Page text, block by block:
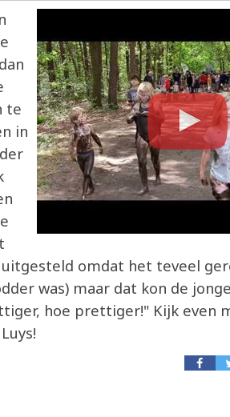
te
in
omdat het teveel
was) maar dat kon de
hoe prettiger!" Kijk even